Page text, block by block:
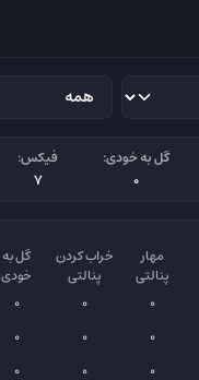
گل به خودی:
0
فیکس:
7
مهار
پنالتی
خراب کردن
پنالتی
گل به
خودی
0
0
0
0
0
0
0
0
0